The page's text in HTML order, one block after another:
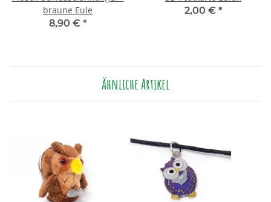
braune Eule
8,90 € *
2,00 € *
Ähnliche Artikel